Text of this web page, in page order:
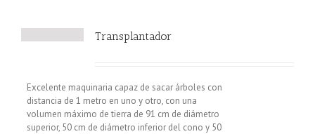
Transplantador
Excelente maquinaria capaz de sacar árboles con
distancia de 1 metro en uno y otro, con una
volumen máximo de tierra de 91 cm de diámetro
superior, 50 cm de diámetro inferior del cono y 50